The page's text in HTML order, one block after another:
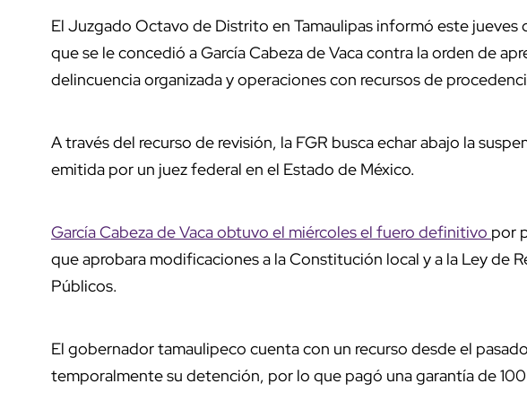
El Juzgado Octavo de Distrito en Tamaulipas informó este jueves
que se le concedió a García Cabeza de Vaca contra la orden de
delincuencia organizada y operaciones con recursos de
A través del recurso de revisión, la FGR busca echar abajo la
emitida por un juez federal en el Estado de México.
García Cabeza de Vaca obtuvo el miércoles el fuero definitivo por
que aprobara modificaciones a la Constitución local y a la Ley de
Públicos.
El gobernador tamaulipeco cuenta con un recurso desde el
temporalmente su detención, por lo que pagó una garantía de